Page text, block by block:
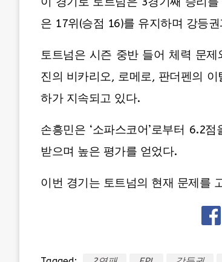
은 17위(승점 16)를 유지하며 강등
토트넘은 시즌 중반 들어 체력 문
진의 비카리오, 로메로, 판더펜의
하가 지속되고 있다.
손흥민은 ‘소파스코어’로부터 6.2
받으며 높은 평가를 얻었다.
이번 경기는 토트넘의 현재 문제를